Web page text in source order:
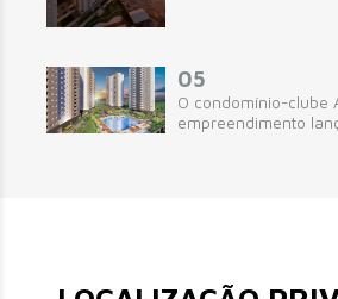
05
O condomínio-clube
empreendimento